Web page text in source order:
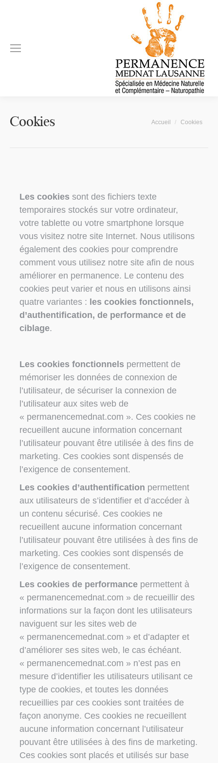
Cookies Vous êtes ici :
Accueil Cookies
Les cookies sont des fichiers texte
temporaires stockés sur votre ordinateur,
votre tablette ou votre smartphone lorsque
vous visitez notre site Internet. Nous utilisons
également des cookies pour comprendre
comment vous utilisez notre site afin de nous
améliorer en permanence. Le contenu des
cookies peut varier et nous en utilisons ainsi
quatre variantes : les cookies fonctionnels,
d’authentification, de performance et de
ciblage.
Les cookies fonctionnels permettent de
mémoriser les données de connexion de
l’utilisateur, de sécuriser la connexion de
l’utilisateur aux sites web de
« permanencemednat.com ». Ces cookies ne
recueillent aucune information concernant
l’utilisateur pouvant être utilisée à des fins de
marketing. Ces cookies sont dispensés de
l’exigence de consentement.
Les cookies d’authentification permettent
aux utilisateurs de s’identifier et d’accéder à
un contenu sécurisé. Ces cookies ne
recueillent aucune information concernant
l’utilisateur pouvant être utilisées à des fins de
marketing. Ces cookies sont dispensés de
l’exigence de consentement.
Les cookies de performance permettent à
« permanencemednat.com » de recueillir des
informations sur la façon dont les utilisateurs
naviguent sur les sites web de
« permanencemednat.com » et d’adapter et
d’améliorer ses sites web, le cas échéant.
« permanencemednat.com » n’est pas en
mesure d’identifier les utilisateurs utilisant ce
type de cookies, et toutes les données
recueillies par ces cookies sont traitées de
façon anonyme. Ces cookies ne recueillent
aucune information concernant l’utilisateur
pouvant être utilisées à des fins de marketing.
Ces cookies sont placés et utilisés sur base